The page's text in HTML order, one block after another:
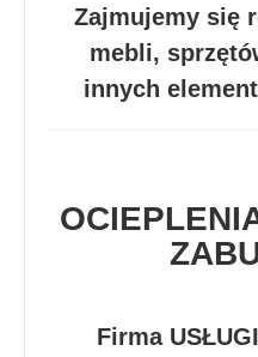
Zajmujemy się
mebli,
innych
Firma